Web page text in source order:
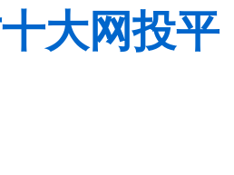
大网投平